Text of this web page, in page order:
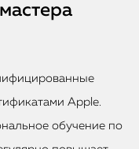
Apple.
обучение по